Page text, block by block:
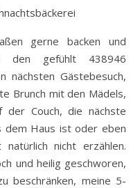
gefühlt 438946
nächsten Gästebesuch,
Brunch mit den Mädels,
der Couch, die nächste
dem Haus ist oder eben
nicht erzählen.
und heilig geschworen,
beschränken, meine 5-